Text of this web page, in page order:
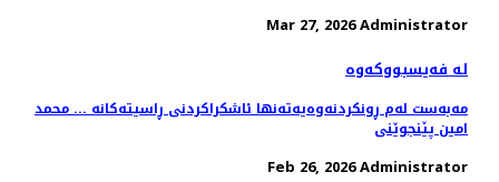
Mar 27, 2026Administrator
لە فەیسبووکەوە
مەبەست لەم ڕونکردنەوەیەتەنها ئاشکراکردنی ڕاسیتەکانە ... محمد
امین پێنجوێنی
Feb 26, 2026Administrator